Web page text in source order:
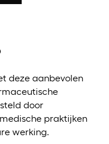
deze aanbevolen
door
praktijken
werking.